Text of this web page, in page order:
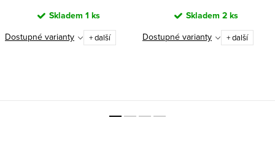
Skladem 1 ks
Dostupné varianty + další
Skladem 2 ks
Dostupné varianty + další